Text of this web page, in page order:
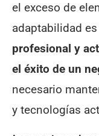
el exceso de
adaptabilidad
profesional y
el éxito de un
necesario
y tecnologías